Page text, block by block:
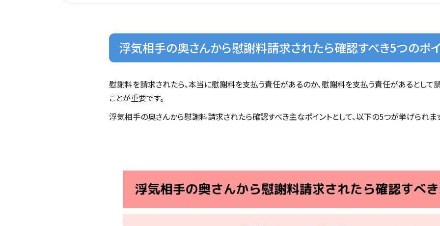
浮気相手の奥さんから慰謝料請求されたら確認すべき5つのポ
慰謝料を請求されたら、本当に慰謝料を支払う責任があるのか、慰謝料を支払う責任があるとし
ことが重要です。
浮気相手の奥さんから慰謝料請求されたら確認すべき主なポイントとして、以下の5つが挙げられま